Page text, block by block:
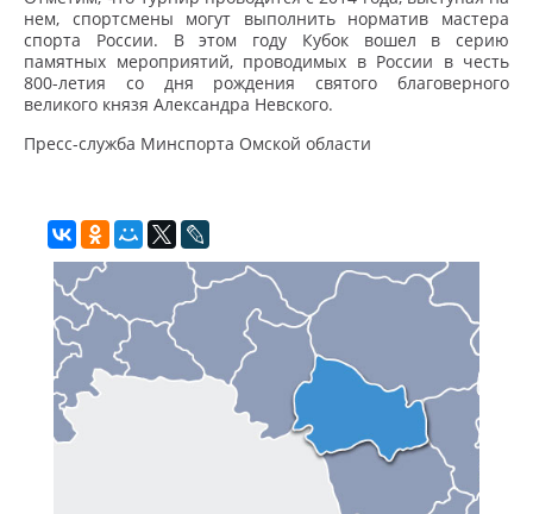
нем, спортсмены могут выполнить норматив мастера
спорта России. В этом году Кубок вошел в серию
памятных мероприятий, проводимых в России в честь
800-летия со дня рождения святого благоверного
великого князя Александра Невского.
Пресс-служба Минспорта Омской области